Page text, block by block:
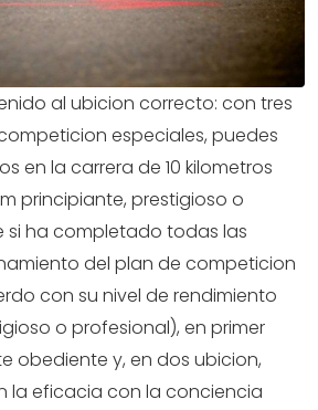
al ubicion correcto: con tres
especiales, puedes
en la carrera de 10 kilometros
principiante, prestigioso o
si ha completado todas las
del plan de competicion
con su nivel de rendimiento
o profesional), en primer
obediente y, en dos ubicion,
la eficacia con la conciencia